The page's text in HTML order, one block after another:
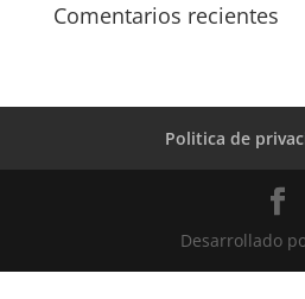
Comentarios recientes
Politica de
Desarrollado